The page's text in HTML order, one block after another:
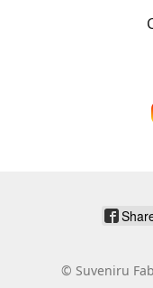
© Suveniru